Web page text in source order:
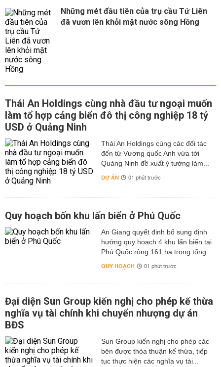
Những mét đầu tiên của trụ cầu Tứ Liên
đã vươn lên khỏi mặt nước sông Hồng
Thái An Holdings cùng nhà đầu tư ngoại muốn
làm tổ hợp cảng biển đô thị công nghiệp 18 tỷ
USD ở Quảng Ninh
Thái An Holdings cùng các đối tác
đến từ Vương quốc Anh vừa tới
Quảng Ninh đề xuất ý tưởng làm...
DỰ ÁN 01 phút trước
Quy hoạch bốn khu lấn biển ở Phú Quốc
An Giang quyết định bổ sung định
hướng quy hoạch 4 khu lấn biển tại
Phú Quốc rộng 161 ha trong tổng...
QUY HOẠCH 01 phút trước
Đại diện Sun Group kiến nghị cho phép kế thừa
nghĩa vụ tài chính khi chuyển nhượng dự án
BĐS
Sun Group kiến nghị cho phép các
bên được thỏa thuận kế thừa, tiếp
tục thực hiện các nghĩa vụ tài...